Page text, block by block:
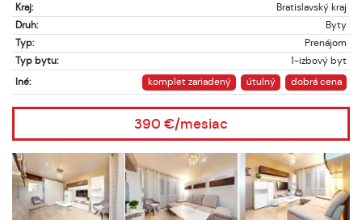
Kraj:
Bratislavský kraj
Druh:
Byty
Typ:
Prenájom
Typ bytu:
1-izbový byt
Iné:
komplet zariadený útulný dobrá cena
390 €/mesiac